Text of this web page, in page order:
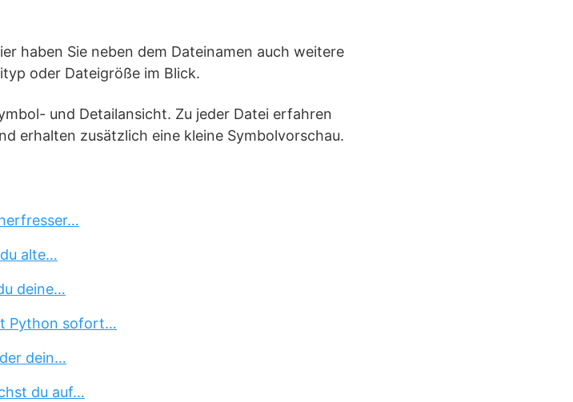
haben Sie neben dem Dateinamen auch weitere
oder Dateigröße im Blick.
und Detailansicht. Zu jeder Datei erfahren
erhalten zusätzlich eine kleine Symbolvorschau.
du alte…
deine…
Python sofort…
dein…
du auf…